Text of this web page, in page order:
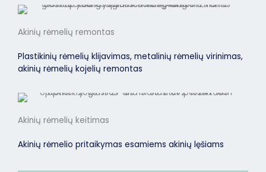
Akinių rėmelių remontas
Plastikinių rėmelių klijavimas, metalinių rėmelių virinimas,
akinių rėmelių kojelių remontas
Akinių rėmelių keitimas
Akinių rėmelio pritaikymas esamiems akinių lęšiams